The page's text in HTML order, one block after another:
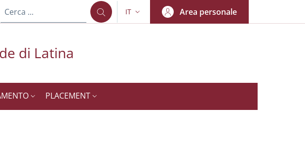
SELETTORE LINGUA: CURRENT LANGUAGE
IT Area personale
di Latina
PLACEMENT